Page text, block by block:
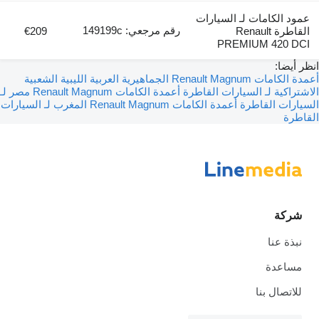
عمود الكامات لـ السيارات
القاطرة Renault
PREMIUM 420 DCI
رقم مرجعي: 149199c €209
انظر أيضا:
أعمدة الكامات Renault Magnum الجماهيرية العربية الليبية الشعبية
الاشتراكية لـ السيارات القاطرة
أعمدة الكامات Renault Magnum مصر لـ
السيارات القاطرة
أعمدة الكامات Renault Magnum المغرب لـ السيارات
القاطرة
شركة
نبذة عنا
مساعدة
للاتصال بنا